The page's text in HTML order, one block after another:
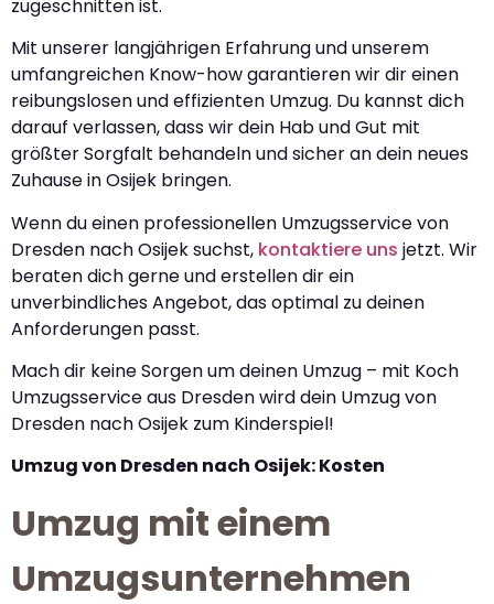
zugeschnitten ist.
Mit unserer langjährigen Erfahrung und unserem
umfangreichen Know-how garantieren wir dir einen
reibungslosen und effizienten Umzug. Du kannst dich
darauf verlassen, dass wir dein Hab und Gut mit
größter Sorgfalt behandeln und sicher an dein neues
Zuhause in Osijek bringen.
Wenn du einen professionellen Umzugsservice von
Dresden nach Osijek suchst, kontaktiere uns jetzt. Wir
beraten dich gerne und erstellen dir ein
unverbindliches Angebot, das optimal zu deinen
Anforderungen passt.
Mach dir keine Sorgen um deinen Umzug – mit Koch
Umzugsservice aus Dresden wird dein Umzug von
Dresden nach Osijek zum Kinderspiel!
Umzug von Dresden nach Osijek: Kosten
Umzug mit einem
Umzugsunternehmen